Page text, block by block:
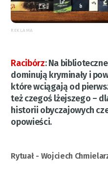
REKLAMA
Racibórz:Na
dominują kryminały i
które wciągają od
też czegoś lżejszego –
historii obyczajowych
opowieści.
Rytuał - Wojciech